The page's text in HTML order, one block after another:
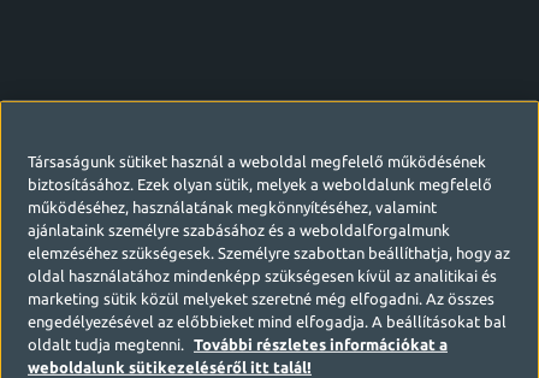
Társaságunk sütiket használ a weboldal megfelelő működésének
biztosításához. Ezek olyan sütik, melyek a weboldalunk megfelelő
működéséhez, használatának megkönnyítéséhez, valamint
ajánlataink személyre szabásához és a weboldalforgalmunk
elemzéséhez szükségesek. Személyre szabottan beállíthatja, hogy az
oldal használatához mindenképp szükségesen kívül az analitikai és
marketing sütik közül melyeket szeretné még elfogadni. Az összes
engedélyezésével az előbbieket mind elfogadja. A beállításokat bal
oldalt tudja megtenni.
További részletes információkat a
weboldalunk sütikezeléséről itt talál!